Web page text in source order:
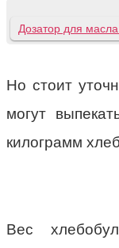
Дозатор для масла
Но стоит
могут
килограмм
Вес